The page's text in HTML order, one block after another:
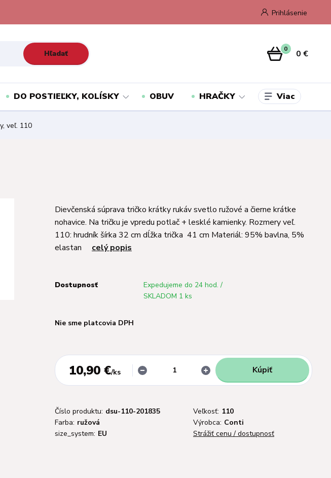
Prihlásenie
Hľadať 0 0 €
DO POSTIEĽKY, KOLÍSKY OBUV HRAČKY Viac
veľ. 110
Dievčenská súprava tričko krátky rukáv svetlo ružové a čierne krátke
nohavice. Na tričku je vpredu potlač + lesklé kamienky. Rozmery veľ.
110: hrudník šírka 32 cm dĺžka trička 41 cm Materiál: 95% bavlna, 5%
elastan celý popis
Dostupnosť
Expedujeme do 24 hod. /
SKLADOM 1 ks
Nie sme platcovia DPH
10,90 €/ks Kúpiť
Číslo produktu: dsu-110-201835 Veľkosť: 110
Farba: ružová Výrobca: Conti
size_system: EU Strážiť cenu / dostupnosť